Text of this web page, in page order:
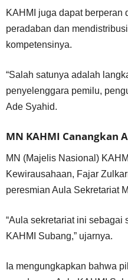
KAHMI juga dapat berperan
peradaban dan
kompetensinya.
“Salah satunya adalah
penyelenggara pemilu,
Ade Syahid.
MN KAHMI Canangkan
MN (Majelis Nasional)
Kewirausahaan, Fajar
peresmian Aula Sekretariat
“Aula sekretariat ini sebagai
KAHMI Subang,” ujarnya.
Ia mengungkapkan bahwa